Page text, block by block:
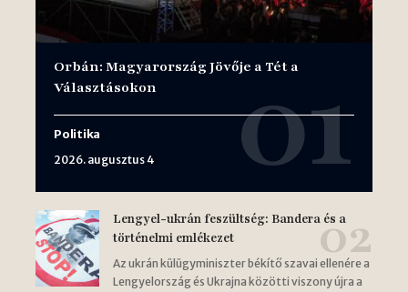
Orbán: Magyarország Jövője a Tét a
Választásokon
Politika
2026. augusztus 4
Lengyel-ukrán feszültség: Bandera és a
történelmi emlékezet
Az ukrán külügyminiszter békítő szavai ellenére a
Lengyelország és Ukrajna közötti viszony újra a